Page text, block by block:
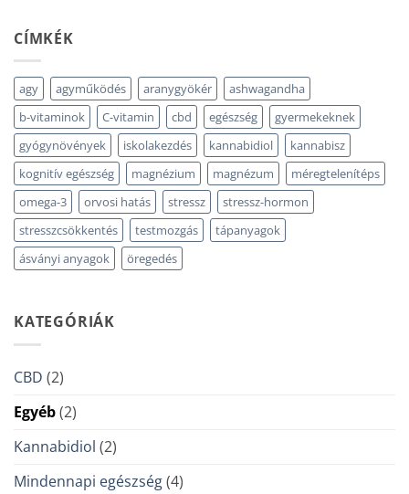
bejegyzéshez
kannabisz
bejegyzéshez
CÍMKÉK
agy agyműködés aranygyökér
ashwagandha
b-vitaminok
C-vitamin cbd egészség
gyermekeknek
gyógynövények
iskolakezdés kannabidiol
kannabisz
kognitív egészség
magnézium magnézum
méregtelenítéps
omega-3
orvosi hatás stressz
stressz-hormon
stresszcsökkentés
testmozgás
tápanyagok
ásványi anyagok
öregedés
KATEGÓRIÁK
CBD (2)
Egyéb(2)
Kannabidiol (2)
Mindennapi egészség(4)